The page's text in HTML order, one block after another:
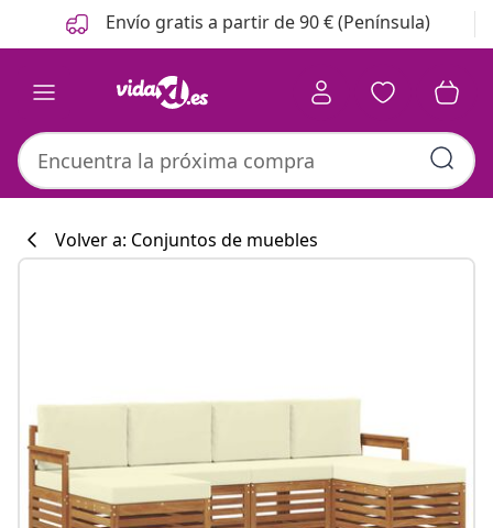
Anterior
Siguiente Envío gratis a partir de 90 € (Península)
Volver a: Conjuntos de muebles